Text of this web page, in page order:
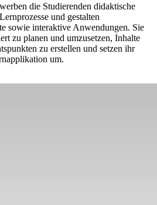
die Studierenden didaktische
und gestalten
sowie interaktive Anwendungen. Sie
zu planen und umzusetzen, Inhalte
zu erstellen und setzen ihr
um.